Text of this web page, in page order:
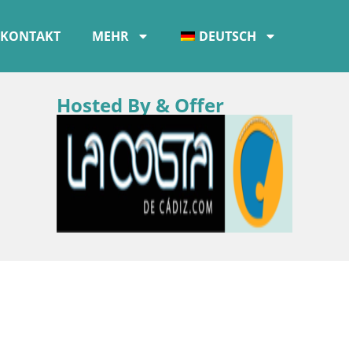
KONTAKT MEHR DEUTSCH
Hosted By & Offer